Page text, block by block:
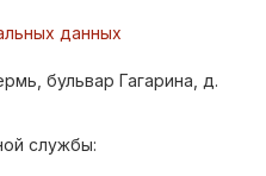
данных
бульвар Гагарина, д.
службы: